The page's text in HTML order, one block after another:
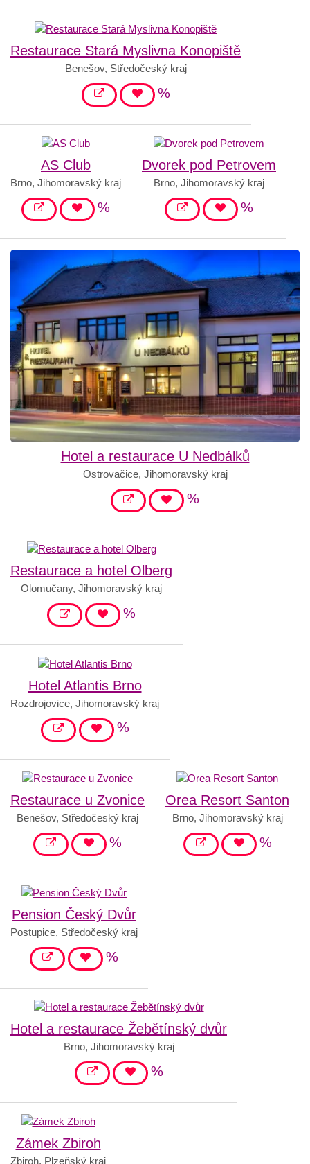
Restaurace Stará Myslivna Konopiště
Benešov, Středočeský kraj
%
AS Club
Brno, Jihomoravský kraj
%
Dvorek pod Petrovem
Brno, Jihomoravský kraj
%
Hotel a restaurace U Nedbálků
Ostrovačice, Jihomoravský kraj
%
Restaurace a hotel Olberg
Olomučany, Jihomoravský kraj
%
Hotel Atlantis Brno
Rozdrojovice, Jihomoravský kraj
%
Restaurace u Zvonice
Benešov, Středočeský kraj
%
Orea Resort Santon
Brno, Jihomoravský kraj
%
Pension Český Dvůr
Postupice, Středočeský kraj
%
Hotel a restaurace Žebětínský dvůr
Brno, Jihomoravský kraj
%
Zámek Zbiroh
Zbiroh, Plzeňský kraj